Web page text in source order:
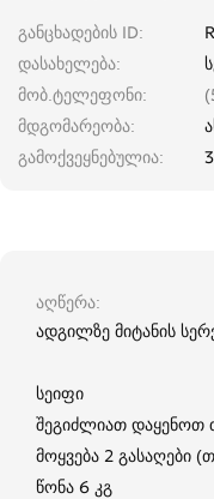
განცხადების ID
დასახელება
მობ.ტელეფონი
მდგომარეობა
გამოქვეყნებულია
აღწერა
ადგილზე მიტანის
სეიფი
შეგიძლიათ დაყენოთ
მოყვება 2 გასაღები
წონა 6 კგ